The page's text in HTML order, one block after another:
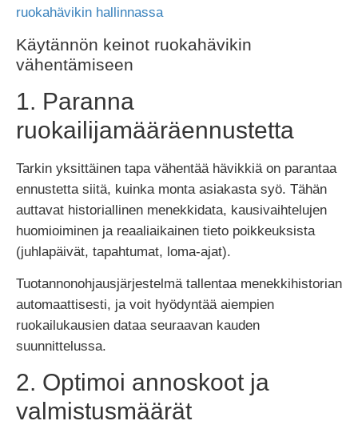
ruokahävikin hallinnassa
Käytännön keinot ruokahävikin
vähentämiseen
1. Paranna
ruokailijamääräennustetta
Tarkin yksittäinen tapa vähentää hävikkiä on parantaa
ennustetta siitä, kuinka monta asiakasta syö. Tähän
auttavat historiallinen menekkidata, kausivaihtelujen
huomioiminen ja reaaliaikainen tieto poikkeuksista
(juhlapäivät, tapahtumat, loma-ajat).
Tuotannonohjausjärjestelmä tallentaa menekkihistorian
automaattisesti, ja voit hyödyntää aiempien
ruokailukausien dataa seuraavan kauden
suunnittelussa.
2. Optimoi annoskoot ja
valmistusmäärät